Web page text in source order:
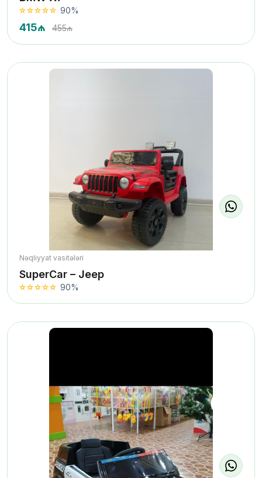
90%
415₼ 455₼
Nəqliyyat vasitələri
SuperCar – Jeep
90%